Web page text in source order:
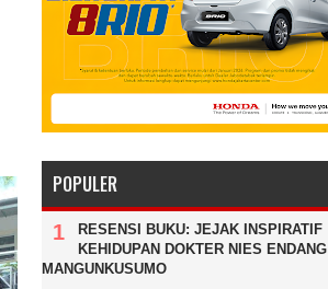
POPULER
RESENSI BUKU: JEJAK INSPIRATIF
KEHIDUPAN DOKTER NIES ENDANG
MANGUNKUSUMO